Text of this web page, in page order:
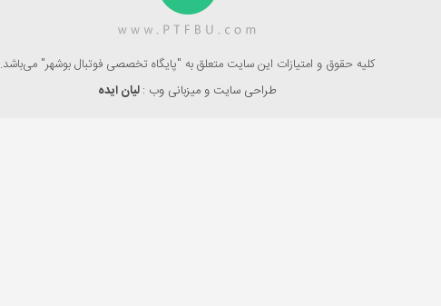
کلیه حقوق و امتیازات این سایت متعلق به "پایگاه تخصصی فوتبال بوشهر" می‌باشد.
طراحی سایت و میزبانی وب :لیان ایده